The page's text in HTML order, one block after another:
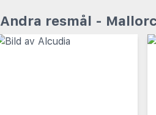
Andra resmål -